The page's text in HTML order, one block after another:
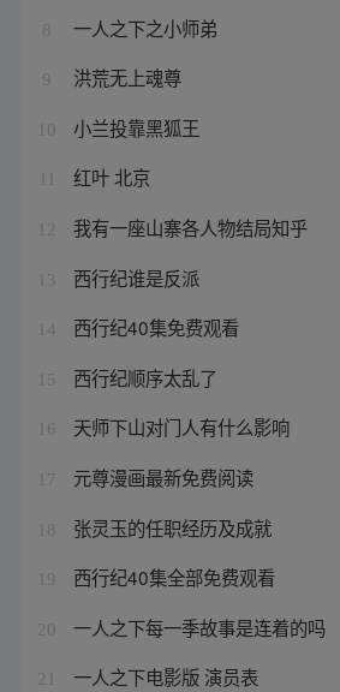
8 一人之下之小师弟
9 洪荒无上魂尊
10 小兰投靠黑狐王
红叶 北京
12 我有一座山寨各人物结局知乎
13 西行纪谁是反派
14 西行纪40集免费观看
15 西行纪顺序太乱了
16 天师下山对门人有什么影响
17 元尊漫画最新免费阅读
18 张灵玉的任职经历及成就
19 西行纪40集全部免费观看
20 一人之下每一季故事是连着的吗
21 一人之下电影版 演员表